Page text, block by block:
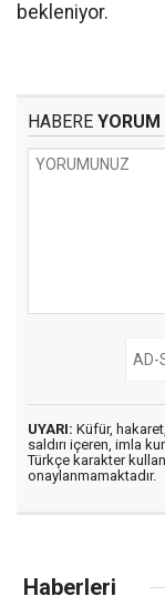
bekleniyor.
HABERE YORUM
UYARI: Küfür,
saldırı içeren, imla
Türkçe karakter
onaylanmamaktadır.
Haberleri